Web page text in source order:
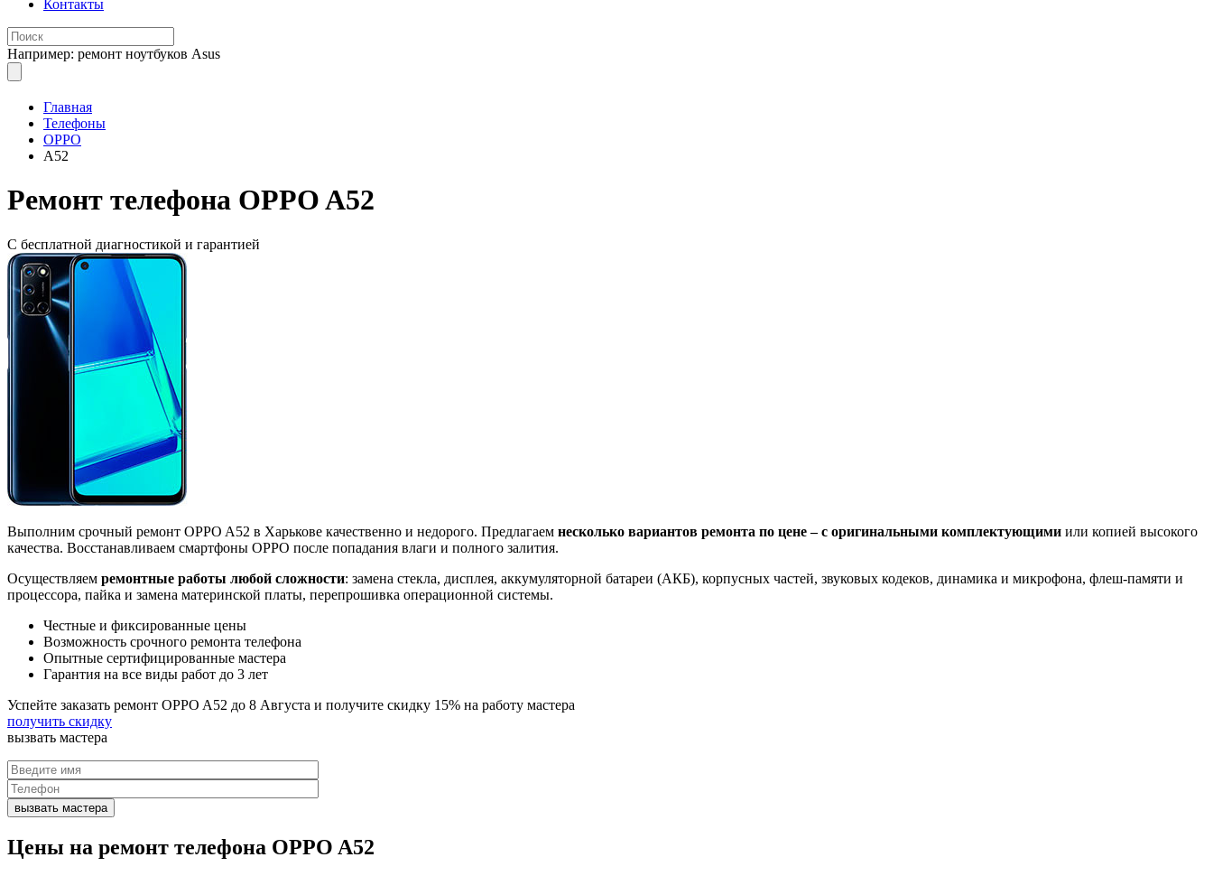
Контакты
Например: ремонт ноутбуков Asus
Главная
Телефоны
OPPO
A52
Ремонт телефона OPPO A52
С бесплатной диагностикой и гарантией
Выполним срочный ремонт OPPO A52 в Харькове качественно и недорого. Предлагаем несколько вариантов ремонта по цене – с оригинальными комплектующими или копией высокого
качества. Восстанавливаем смартфоны OPPO после попадания влаги и полного залития.
Осуществляем ремонтные работы любой сложности: замена стекла, дисплея, аккумуляторной батареи (АКБ), корпусных частей, звуковых кодеков, динамика и микрофона, флеш-памяти и
процессора, пайка и замена материнской платы, перепрошивка операционной системы.
Честные и фиксированные цены
Возможность срочного ремонта телефона
Опытные сертифицированные мастера
Гарантия на все виды работ до 3 лет
Успейте заказать ремонт OPPO A52 до 8 Августа и получите скидку 15% на работу мастера
получить скидку
вызвать мастера
Цены на ремонт телефона OPPO A52